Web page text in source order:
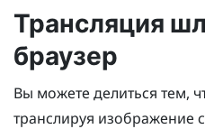
Трансляция
браузер
Вы можете делиться тем,
транслируя изображение